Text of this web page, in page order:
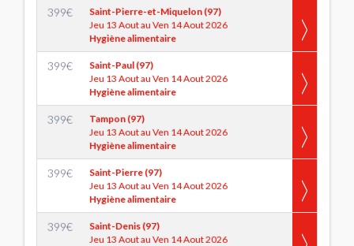
399€
Saint-Pierre-et-Miquelon (97)
Jeu 13 Aout au Ven 14 Aout 2026
Hygiène alimentaire
399€
Saint-Paul (97)
Jeu 13 Aout au Ven 14 Aout 2026
Hygiène alimentaire
399€
Tampon (97)
Jeu 13 Aout au Ven 14 Aout 2026
Hygiène alimentaire
399€
Saint-Pierre (97)
Jeu 13 Aout au Ven 14 Aout 2026
Hygiène alimentaire
399€
Saint-Denis (97)
Jeu 13 Aout au Ven 14 Aout 2026